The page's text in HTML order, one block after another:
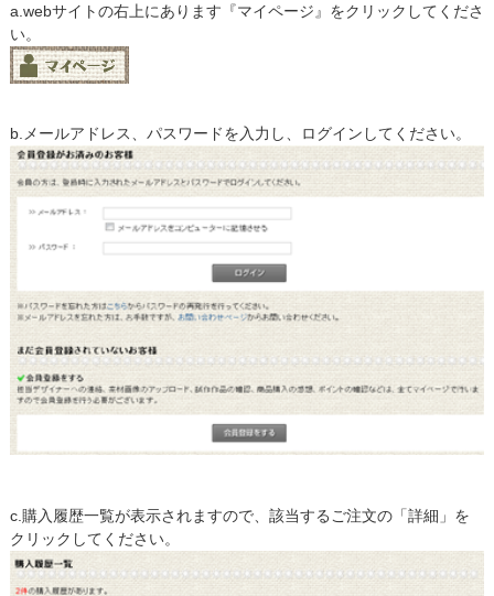
a.webサイトの右上にあります『マイページ』をクリックしてくださ
い。
b.メールアドレス、パスワードを入力し、ログインしてください。
c.購入履歴一覧が表示されますので、該当するご注文の「詳細」を
クリックしてください。